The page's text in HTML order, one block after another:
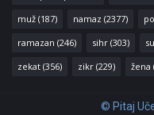
muž (187) namaz (2377)
ramazan (246) sihr (303)
zekat (356) zikr (229) žena
© Pitaj